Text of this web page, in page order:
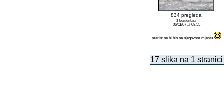
834 pregleda
3 komentara
06/11/07 at 08:55
marin: ne bi bio na njegovom mjestu
17 slika na 1 stranici